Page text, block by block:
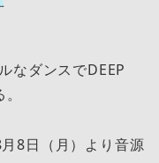
なダンスでDEEP
8日（月）より音源